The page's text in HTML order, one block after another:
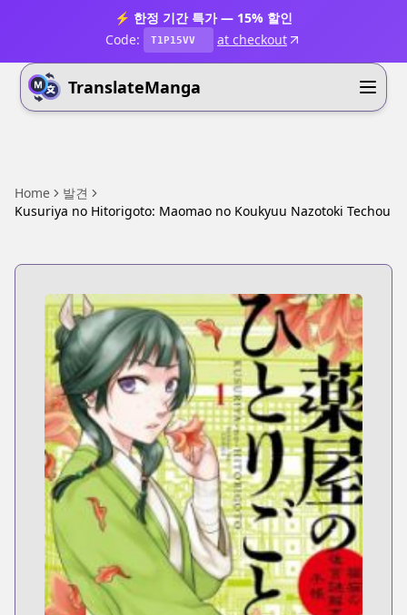
⚡ 한정 기간 특가 — 15% 할인
Code:
T1P15VV at checkout
TranslateManga
Home
발견
Kusuriya no Hitorigoto: Maomao no Koukyuu Nazotoki Techou